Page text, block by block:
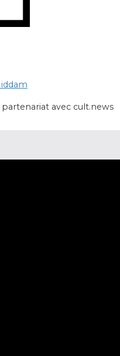
avec cult.news